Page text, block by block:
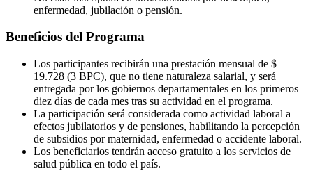
enfermedad, jubilación o pensión.
Beneficios del Programa
Los participantes recibirán una prestación mensual de $
19.728 (3 BPC), que no tiene naturaleza salarial, y será
entregada por los gobiernos departamentales en los primeros
diez días de cada mes tras su actividad en el programa.
La participación será considerada como actividad laboral a
efectos jubilatorios y de pensiones, habilitando la percepción
de subsidios por maternidad, enfermedad o accidente laboral.
Los beneficiarios tendrán acceso gratuito a los servicios de
salud pública en todo el país.